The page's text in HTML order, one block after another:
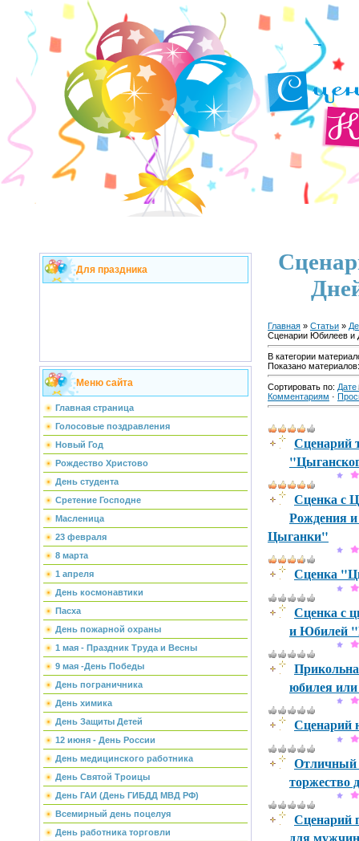
Для праздника
Меню сайта
Главная страница
Голосовые поздравления
Новый Год
Рождество Христово
День студента
Сретение Господне
Масленица
23 февраля
8 марта
1 апреля
День космонавтики
Пасха
День пожарной охраны
1 мая - Праздник Труда и Весны
9 мая -День Победы
День пограничника
День химика
День Защиты Детей
12 июня - День России
День медицинского работника
День Святой Троицы
День ГАИ (День ГИБДД МВД РФ)
Всемирный день поцелуя
День работника торговли
Главная » Статьи »
Сценарии Юбилеев и
В категории
Показано материалов
Сортировать по: Дате
Комментариям ·
Сценарий
Сценка с
Рождения
Цыганки"
Сценка
Сценка с
и Юбилей
юбилея
Сценарий
Отличный
торжество
Сценарий